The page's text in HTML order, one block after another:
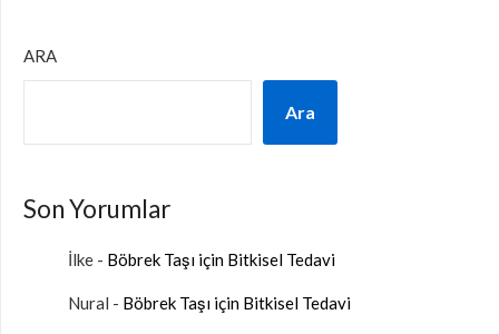
ARA
Ara
Son Yorumlar
İlke - Böbrek Taşı için Bitkisel Tedavi
Nural - Böbrek Taşı için Bitkisel Tedavi